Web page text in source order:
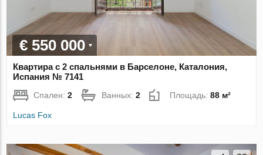
€ 550 000
Квартира с 2 спальнями в Барселоне, Каталония,
Испания № 7141
Спален:2 Ванных:2 Площадь:88 м²
Lucas Fox